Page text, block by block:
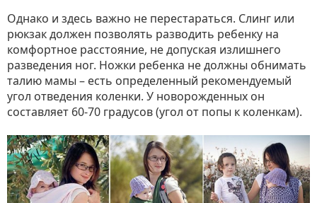
Однако и здесь важно не перестараться. Слинг или
рюкзак должен позволять разводить ребенку на
комфортное расстояние, не допуская излишнего
разведения ног. Ножки ребенка не должны обнимать
талию мамы – есть определенный рекомендуемый
угол отведения коленки. У новорожденных он
составляет 60-70 градусов (угол от попы к коленкам).